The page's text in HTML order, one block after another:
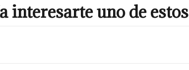
interesarte uno de estos